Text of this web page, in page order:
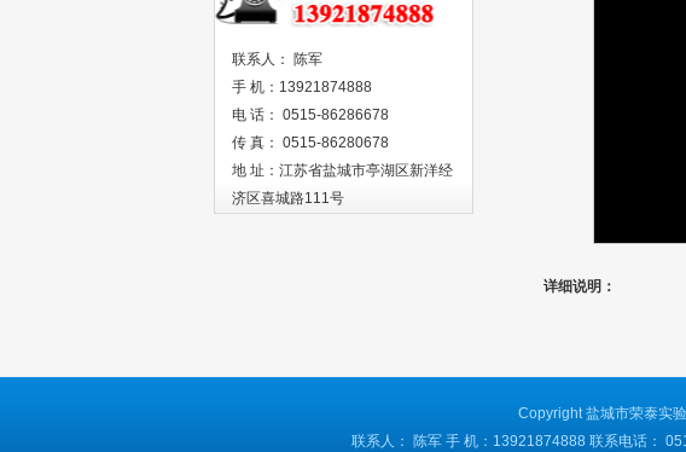
联系人： 陈军
手 机：13921874888
电 话： 0515-86286678
传 真： 0515-86280678
地 址：江苏省盐城市亭湖区新洋经
济区喜城路111号
详细说明：
Copyright 盐城市荣泰实
联系人： 陈军 手 机：13921874888 联系电话：